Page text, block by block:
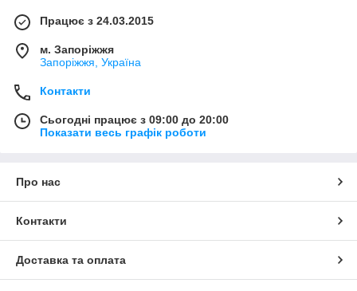
Працює з 24.03.2015
м. Запоріжжя
Запоріжжя, Україна
Контакти
Сьогодні працює з 09:00 до 20:00
Показати весь графік роботи
Про нас
Контакти
Доставка та оплата